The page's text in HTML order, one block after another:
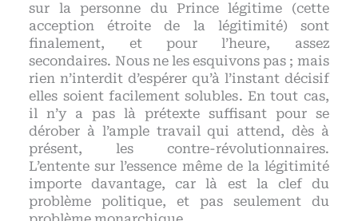
sur la personne du Prince légitime (cette
acception étroite de la légitimité) sont
finalement, et pour l’heure, assez
secondaires. Nous ne les esquivons pas ; mais
rien n’interdit d’espérer qu’à l’instant décisif
elles soient facilement solubles. En tout cas,
il n’y a pas là prétexte suffisant pour se
dérober à l’ample travail qui attend, dès à
présent, les contre-révolutionnaires.
L’entente sur l’essence même de la légitimité
importe davantage, car là est la clef du
problème politique, et pas seulement du